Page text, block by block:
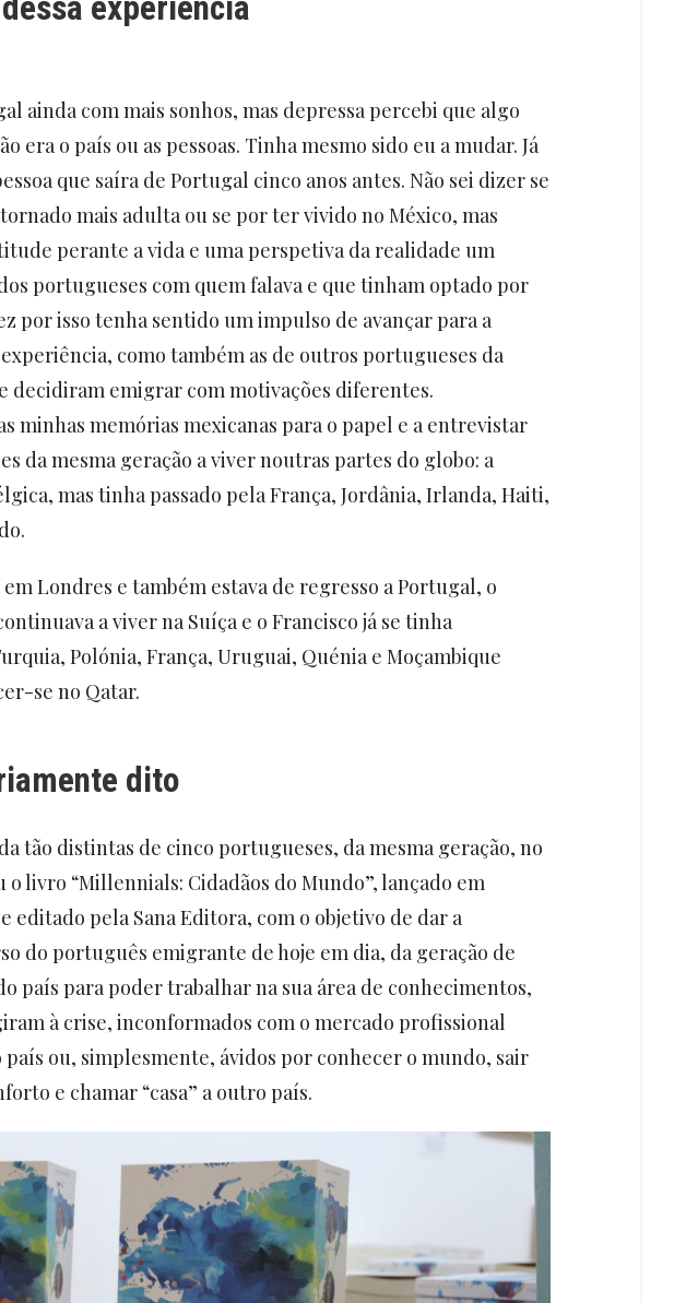
experiência
ainda com mais sonhos, mas depressa percebi que algo
era o país ou as pessoas. Tinha mesmo sido eu a mudar. Já
que saíra de Portugal cinco anos antes. Não sei dizer se
mais adulta ou se por ter vivido no México, mas
perante a vida e uma perspetiva da realidade um
portugueses com quem falava e que tinham optado por
por isso tenha sentido um impulso de avançar para a
como também as de outros portugueses da
decidiram emigrar com motivações diferentes.
minhas memórias mexicanas para o papel e a entrevistar
da mesma geração a viver noutras partes do globo: a
mas tinha passado pela França, Jordânia, Irlanda, Haiti,
Londres e também estava de regresso a Portugal, o
a viver na Suíça e o Francisco já se tinha
Polónia, França, Uruguai, Quénia e Moçambique
se no Qatar.
dito
tão distintas de cinco portugueses, da mesma geração, no
livro “Millennials: Cidadãos do Mundo”, lançado em
editado pela Sana Editora, com o objetivo de dar a
do português emigrante de hoje em dia, da geração de
país para poder trabalhar na sua área de conhecimentos,
à crise, inconformados com o mercado profissional
ou, simplesmente, ávidos por conhecer o mundo, sair
e chamar “casa” a outro país.